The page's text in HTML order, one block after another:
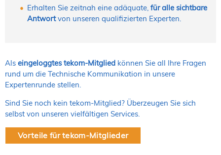
Erhalten Sie zeitnah eine adäquate, für alle sichtbare
Antwortvon unseren qualifizierten Experten.
Als eingeloggtes tekom-Mitglied können Sie all Ihre Fragen
rund um die Technische Kommunikation in unsere
Expertenrunde stellen.
Sind Sie noch kein tekom-Mitglied? Überzeugen Sie sich
selbst von unseren vielfältigen Services.
Vorteile für tekom-Mitglieder